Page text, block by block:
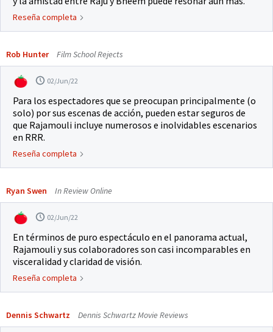
Reseña completa
Rob Hunter Film School Rejects
02/Jun/22
Para los espectadores que se preocupan principalmente (o
solo) por sus escenas de acción, pueden estar seguros de
que Rajamouli incluye numerosos e inolvidables escenarios
en RRR.
Reseña completa
Ryan Swen In Review Online
02/Jun/22
En términos de puro espectáculo en el panorama actual,
Rajamouli y sus colaboradores son casi incomparables en
visceralidad y claridad de visión.
Reseña completa
Dennis Schwartz Dennis Schwartz Movie Reviews